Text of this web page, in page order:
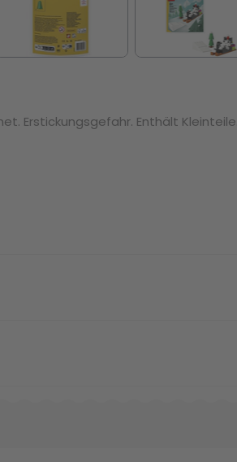
Erstickungsgefahr. Enthält Kleinteile.